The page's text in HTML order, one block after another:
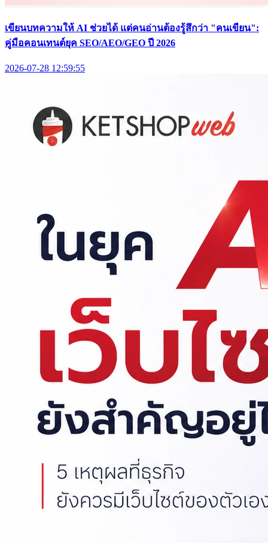
เขียนบทความให้ AI ช่วยได้ แต่คนอ่านต้องรู้สึกว่า "คนเขียน":
คู่มือคอนเทนต์ยุค SEO/AEO/GEO ปี 2026
2026-07-28 12:59:55